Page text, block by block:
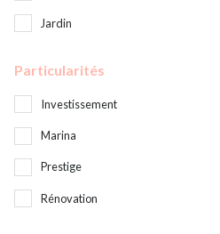
Jardin
Particularités
Investissement
Marina
Prestige
Rénovation